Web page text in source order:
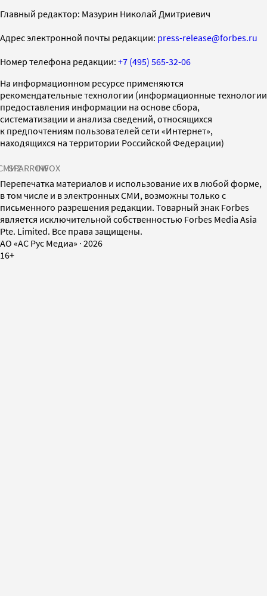
Главный редактор: Мазурин Николай Дмитриевич
Адрес электронной почты редакции: press-release@forbes.ru
Номер телефона редакции: +7 (495) 565-32-06
На информационном ресурсе применяются
рекомендательные технологии (информационные технологии
предоставления информации на основе сбора,
систематизации и анализа сведений, относящихся
к предпочтениям пользователей сети «Интернет»,
находящихся на территории Российской Федерации)
SPARROWINFOX
Перепечатка материалов и использование их в любой форме,
в том числе и в электронных СМИ, возможны только с
письменного разрешения редакции. Товарный знак Forbes
является исключительной собственностью Forbes Media Asia
Pte. Limited. Все права защищены.
AO «АС Рус Медиа» · 2026
16+